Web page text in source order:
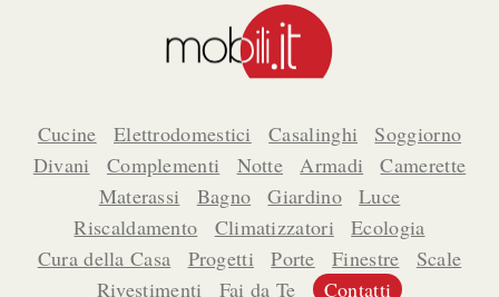
Cucine Elettrodomestici Casalinghi
Soggiorno
Divani
Complementi Notte Armadi
Camerette
Materassi
Bagno Giardino
Luce
Riscaldamento
Climatizzatori
Ecologia
Cura della Casa
Progetti Porte Finestre
Scale
Rivestimenti
Fai da Te Contatti